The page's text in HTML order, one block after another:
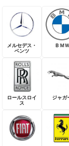
メルセデス・
ベンツ
ＢＭＷ
ロールスロイ
ス
ジャガ